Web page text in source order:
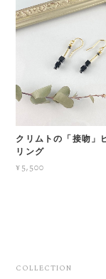
クリムトの「接吻」
リング
¥5,500
COLLECTION